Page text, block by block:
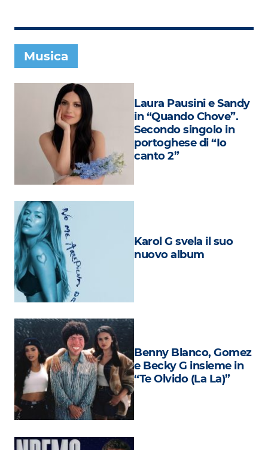
Foto
Speciali
Oroscopo
Radio Subasio Music Club
Sanremo 2026
News
Musica
Cultura
Attualità
Costume
Extra
Eventi
Musica
Laura Pausini e Sandy
in “Quando Chove”.
Secondo singolo in
portoghese di “Io
canto 2”
Karol G svela il suo
nuovo album
Benny Blanco, Gomez
e Becky G insieme in
“Te Olvido (La La)”